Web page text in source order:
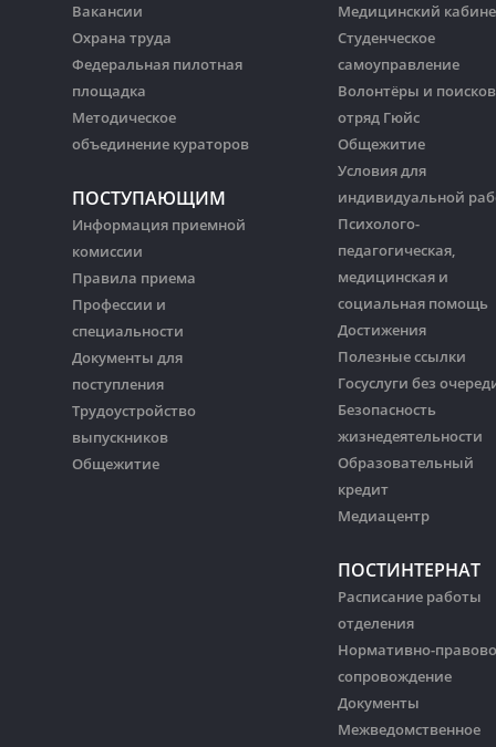
Вакансии
Охрана труда
Федеральная пилотная
площадка
Методическое
объединение кураторов
ПОСТУПАЮЩИМ
Информация приемной
комиссии
Правила приема
Профессии и
специальности
Документы для
поступления
Трудоустройство
выпускников
Общежитие
Медицинский
Студенческое
самоуправление
Волонтёры и
отряд Гюйс
Общежитие
Условия для
индивидуальной
Психолого-
педагогическая,
медицинская и
социальная помощь
Достижения
Полезные ссылки
Госуслуги без
Безопасность
жизнедеятельности
Образовательный
кредит
Медиацентр
ПОСТИНТЕРНАТ
Расписание работы
отделения
Нормативно-
сопровождение
Документы
Межведомственное